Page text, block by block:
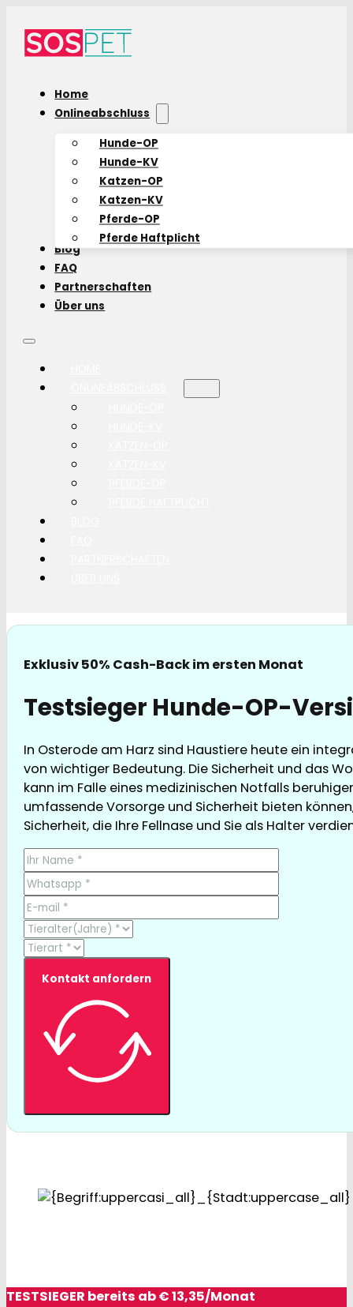
Home
Onlineabschluss
Hunde-OP
Hunde-KV
Katzen-OP
Katzen-KV
Pferde-OP
Pferde Haftplicht
Blog
FAQ
Partnerschaften
Über uns
Exklusiv 50% Cash-Back im ersten Monat
Testsieger Hunde-OP-
In Osterode am Harz sind Haustiere heute ein
von wichtiger Bedeutung. Die Sicherheit und das
kann im Falle eines medizinischen Notfalls
umfassende Vorsorge und Sicherheit bieten
Sicherheit, die Ihre Fellnase und Sie als Halter
Kontakt anfordern
TESTSIEGER bereits ab € 13,35/Monat